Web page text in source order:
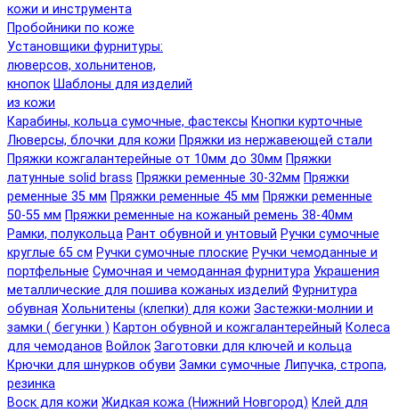
кожи и инструмента
Пробойники по коже
Установщики фурнитуры:
люверсов, хольнитенов,
кнопок Шаблоны для изделий
из кожи
Карабины, кольца сумочные, фастексы Кнопки курточные
Люверсы, блочки для кожи Пряжки из нержавеющей стали
Пряжки кожгалантерейные от 10мм до 30мм Пряжки
латунные solid brass Пряжки ременные 30-32мм Пряжки
ременные 35 мм Пряжки ременные 45 мм Пряжки ременные
50-55 мм Пряжки ременные на кожаный ремень 38-40мм
Рамки, полукольца Рант обувной и унтовый Ручки сумочные
круглые 65 см Ручки сумочные плоские Ручки чемоданные и
портфельные Сумочная и чемоданная фурнитура Украшения
металлические для пошива кожаных изделий Фурнитура
обувная Хольнитены (клепки) для кожи Застежки-молнии и
замки ( бегунки ) Картон обувной и кожгалантерейный Колеса
для чемоданов Войлок Заготовки для ключей и кольца
Крючки для шнурков обуви Замки сумочные Липучка, стропа,
резинка
Воск для кожи Жидкая кожа (Нижний Новгород) Клей для